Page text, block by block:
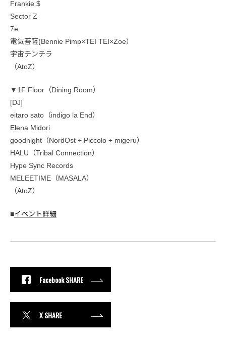
Frankie $
Sector Z
7e
電気菩薩(Bennie Pimp×TEI TEI×Zoe）
宇宙チンチラ
（AtoZ）
▼1F Floor（Dining Room）
[DJ]
eitaro sato（indigo la End）
Elena Midori
goodnight（NordOst + Piccolo + migeru）
HALU（Tribal Connection）
Hype Sync Records
MELEETIME（MASALA）
（AtoZ）
■イベント詳細
Facebook SHARE
X SHARE